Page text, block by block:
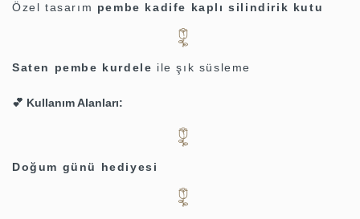
Özel tasarım pembe kadife kaplı silindirik kutu
Saten pembe kurdele ile şık süsleme
💕 Kullanım Alanları:
Doğum günü hediyesi